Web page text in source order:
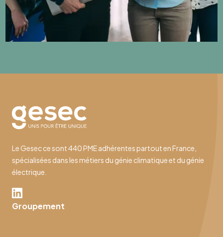
Le Gesec ce sont 440 PME adhérentes partout en France,
spécialisées dans les métiers du génie climatique et du génie
électrique.
Groupement